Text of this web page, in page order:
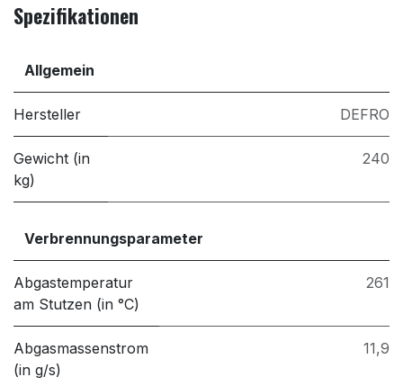
Spezifikationen
Allgemein
Hersteller DEFRO
Gewicht (in
kg)
240
Verbrennungsparameter
Abgastemperatur
am Stutzen (in °C)
261
Abgasmassenstrom
(in g/s)
11,9